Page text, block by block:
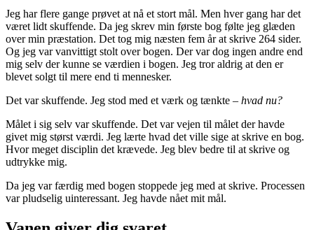
Jeg har flere gange prøvet at nå et stort mål. Men hver gang har det
været lidt skuffende. Da jeg skrev min første bog følte jeg glæden
over min præstation. Det tog mig næsten fem år at skrive 264 sider.
Og jeg var vanvittigt stolt over bogen. Der var dog ingen andre end
mig selv der kunne se værdien i bogen. Jeg tror aldrig at den er
blevet solgt til mere end ti mennesker.
Det var skuffende. Jeg stod med et værk og tænkte – hvad nu?
Målet i sig selv var skuffende. Det var vejen til målet der havde
givet mig størst værdi. Jeg lærte hvad det ville sige at skrive en bog.
Hvor meget disciplin det krævede. Jeg blev bedre til at skrive og
udtrykke mig.
Da jeg var færdig med bogen stoppede jeg med at skrive. Processen
var pludselig uinteressant. Jeg havde nået mit mål.